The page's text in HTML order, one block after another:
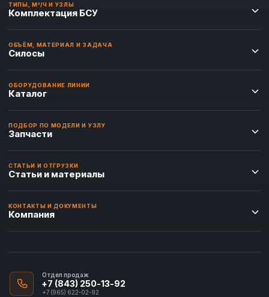
ТИПЫ, М³/Ч И УЗЛЫ
Комплектация БСУ
ОБЪЁМ, МАТЕРИАЛ И ЗАДАЧА
Силосы
ОБОРУДОВАНИЕ ЛИНИИ
Каталог
ПОДБОР ПО МОДЕЛИ И УЗЛУ
Запчасти
СТАТЬИ И ОТГРУЗКИ
Статьи и материалы
КОНТАКТЫ И ДОКУМЕНТЫ
Компания
Отдел продаж
+7 (843) 250-13-92
+7 (965) 622-02-92